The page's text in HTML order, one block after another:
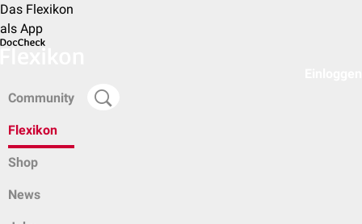
Das Flexikon
als App
Community
Flexikon
Shop
News